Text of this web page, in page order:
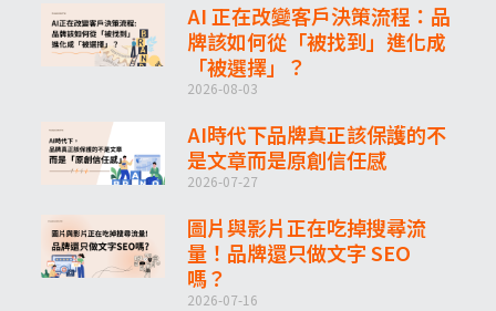
AI 正在改變客戶決策流程：品
牌該如何從「被找到」進化成
「被選擇」？
2026-08-03
AI時代下品牌真正該保護的不
是文章而是原創信任感
2026-07-27
圖片與影片正在吃掉搜尋流
量！品牌還只做文字 SEO
嗎？
2026-07-16